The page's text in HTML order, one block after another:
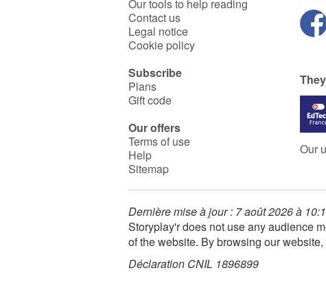
Our tools to help reading
Contact us
Legal notice
Cookie policy
Subscribe
Plans
Gift code
Our offers
Terms of use
Help
Sitemap
Our
Dernière mise à jour : 7 août 2026 à
Storyplay'r does not use any audience
of the website. By browsing our
Déclaration CNIL 1896899